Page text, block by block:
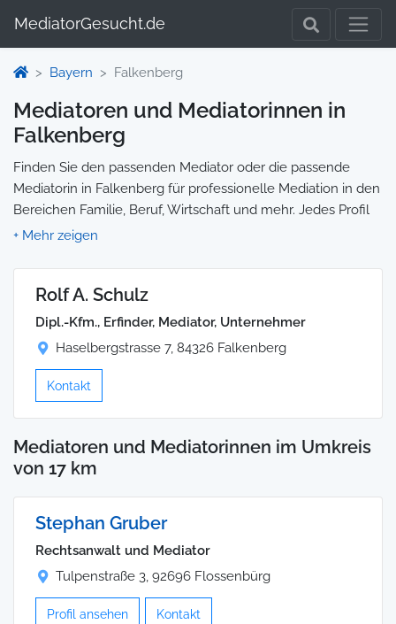
MediatorGesucht.de
Bayern Falkenberg
Mediatoren und Mediatorinnen in
Falkenberg
Finden Sie den passenden Mediator oder die passende
Mediatorin in Falkenberg für professionelle Mediation in den
Bereichen Familie, Beruf, Wirtschaft und mehr. Jedes Profil
enthält Informationen zu Qualifikationen und
Ihre Mediation auswählen und direkt kontaktieren können.
Wir selbst vermitteln keine Mediationen, sondern stellen die
Plattform zur Verfügung, um Ihnen die Suche zu erleichtern.
Rolf A. Schulz
Dipl.-Kfm., Erfinder, Mediator, Unternehmer
Haselbergstrasse 7, 84326 Falkenberg
Kontakt
Mediatoren und Mediatorinnen im Umkreis
von 17 km
Stephan Gruber
Rechtsanwalt und Mediator
Tulpenstraße 3, 92696 Flossenbürg
Profil ansehen Kontakt